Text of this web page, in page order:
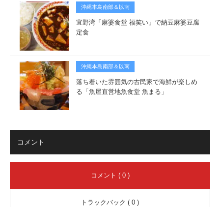
沖縄本島南部＆以南
宜野湾「麻婆食堂 福笑い」で納豆麻婆豆腐
定食
沖縄本島南部＆以南
落ち着いた雰囲気の古民家で海鮮が楽しめ
る「魚屋直営地魚食堂 魚まる」
コメント
コメント ( 0 )
トラックバック ( 0 )